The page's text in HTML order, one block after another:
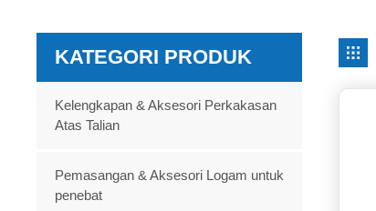
KATEGORI PRODUK
Kelengkapan & Aksesori Perkakasan
Atas Talian
Pemasangan & Aksesori Logam untuk
penebat